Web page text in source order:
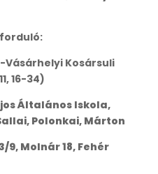
forduló:
Vásárhelyi Kosársuli
16-34)
Általános Iskola,
Polonkai, Márton
9, Molnár 18, Fehér